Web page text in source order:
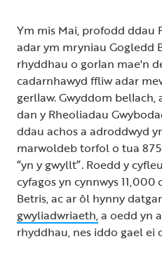
Ym mis Mai, profodd ddau
adar ym mryniau Gogledd
rhyddhau o gorlan mae'n
cadarnhawyd ffliw adar
gerllaw. Gwyddom
dan y Rheoliadau
ddau achos a adroddwyd
marwoldeb torfol o tua
“yn y gwyllt”. Roedd y
cyfagos yn cynnwys
Betris, ac ar ôl hynny
gwyliadwriaeth,a oedd yn
rhyddhau, nes iddo gael ei